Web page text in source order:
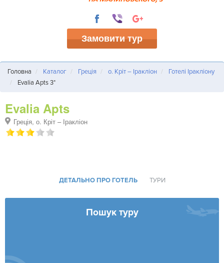
Замовити тур
Головна Каталог Греція о. Кріт – Іракліон
Готелі Іракліону
Evalia Apts 3*
Evalia Apts
Греція, о. Кріт – Іракліон
ДЕТАЛЬНО ПРО ГОТЕЛЬ ТУРИ
Пошук туру